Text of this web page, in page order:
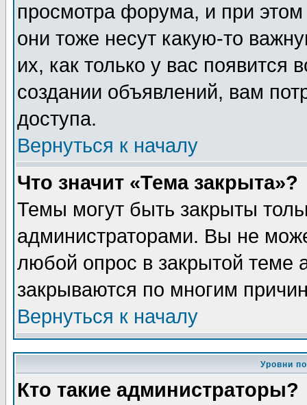
просмотра форума, и при
они тоже несут какую-то
их, как только у вас появится
создании объявлений, вам
доступа.
Вернуться к началу
Что значит «Тема закрыта»?
Темы могут быть закрыты
администраторами. Вы не
любой опрос в закрытой теме
закрываются по многим
Вернуться к началу
Уровни
Кто такие администраторы?